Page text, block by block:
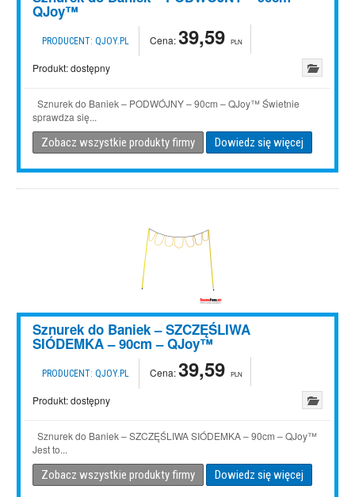
QJoy™
PRODUCENT: QJOY.PL Cena:39,59 PLN
Produkt:dostępny
Sznurek do Baniek – PODWÓJNY – 90cm – QJoy™ Świetnie
sprawdza się...
Zobacz wszystkie produkty firmy Dowiedz się więcej
Sznurek do Baniek – SZCZĘŚLIWA
SIÓDEMKA – 90cm – QJoy™
PRODUCENT: QJOY.PL Cena:39,59 PLN
Produkt:dostępny
Sznurek do Baniek – SZCZĘŚLIWA SIÓDEMKA – 90cm – QJoy™
Jest to...
Zobacz wszystkie produkty firmy Dowiedz się więcej